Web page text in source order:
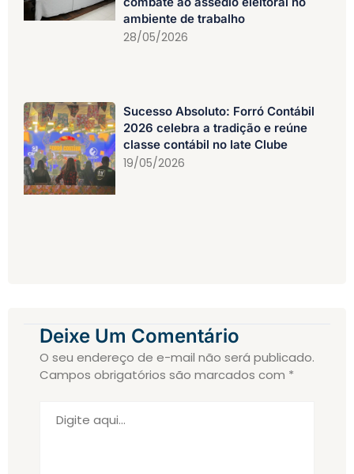
ambiente de trabalho
28/05/2026
Sucesso Absoluto: Forró Contábil
2026 celebra a tradição e reúne
classe contábil no Iate Clube
19/05/2026
Deixe Um Comentário
O seu endereço de e-mail não será publicado.
Campos obrigatórios são marcados com *
aqui...